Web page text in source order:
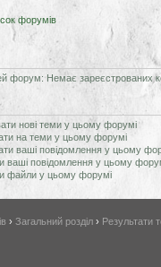
форумів
форум: Немає зареєстрованих
нові теми у цьому форумі
на теми у цьому форумі
ваші повідомлення у цьому
ваші повідомлення у цьому
файли у цьому форумі
› Загальний розділ› Результати